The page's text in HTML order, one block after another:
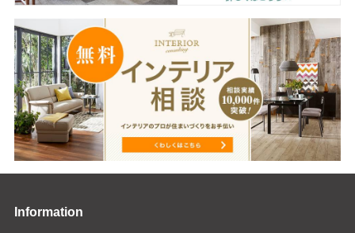
Information